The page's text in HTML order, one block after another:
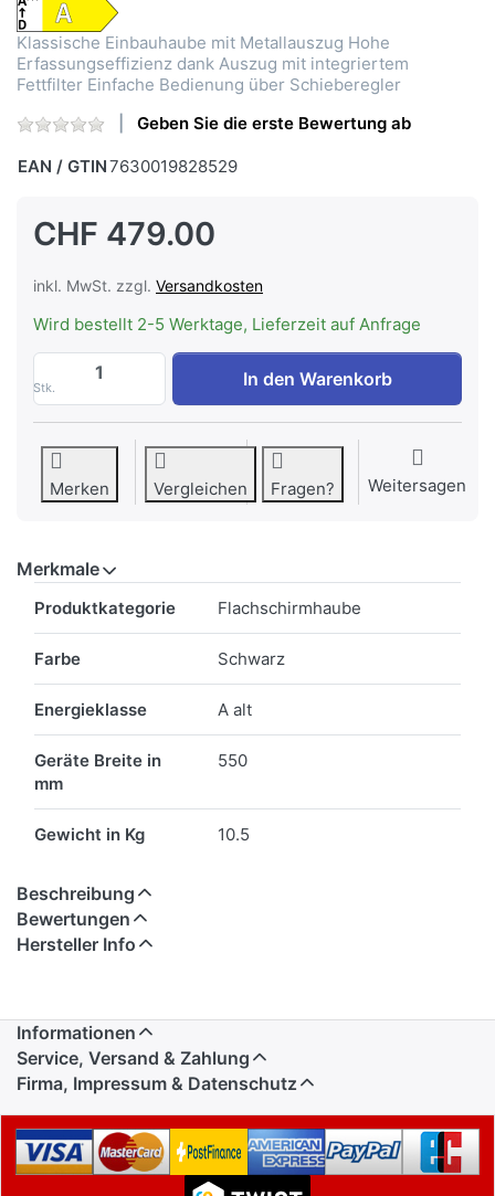
Klassische Einbauhaube mit Metallauszug Hohe
Erfassungseffizienz dank Auszug mit integriertem
Fettfilter Einfache Bedienung über Schieberegler
Geben Sie die erste Bewertung ab
EAN / GTIN7630019828529
CHF 479.00
inkl. MwSt. zzgl. Versandkosten
Wird bestellt 2-5 Werktage, Lieferzeit auf Anfrage
Stk.
WESCO EVM 216-55 schwarz Abluft
In den Warenkorb
Merken Vergleichen Fragen? Weitersagen
Merkmale
Produktkategorie Flachschirmhaube
Farbe Schwarz
Energieklasse A alt
Geräte Breite in
mm
550
Gewicht in Kg 10.5
Beschreibung
Bewertungen
Hersteller Info
Informationen
Service, Versand & Zahlung
Firma, Impressum & Datenschutz